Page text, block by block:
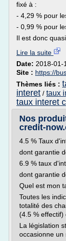
fixé à :
- 4,29 % pour
- 0,99 % pour
Il est donc
Lire la suite
Date: 2018-01-
Site : https://
Thèmes liés :
interet / taux
taux interet
Nos
credit-
4.5 % Taux
dont garantie
6.9 % taux
dont garantie
Quel est mon
Toutes les
totalité des
(4.5 % effectif)
La législation
occasionne un